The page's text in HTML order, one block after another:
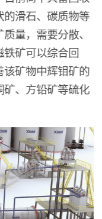
滑石、碳质物等
量，需要分散、
矿可以综合回
矿物中辉钼矿的
、方铅矿等硫化